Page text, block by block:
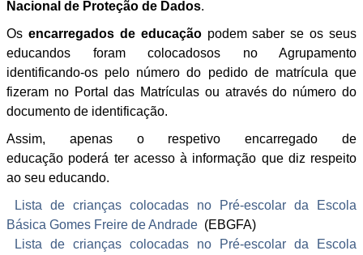
Nacional de Proteção de Dados.
Os encarregados de educaçãopodem saber se os seus
educandos foram colocadosos no Agrupamento
identificando-os pelo número do pedido de matrícula que
fizeram no Portal das Matrículas ou através do número do
documento de identificação.
Assim, apenas o respetivo encarregado de
educação poderá ter acesso à informação que diz respeito
ao seu educando.
Lista de crianças colocadas no Pré-escolar da Escola
Básica Gomes Freire de Andrade (EBGFA)
Lista de crianças colocadas no Pré-escolar da Escola